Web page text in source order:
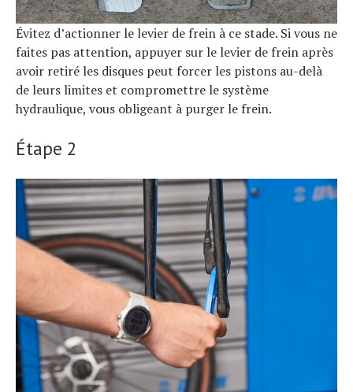
Évitez d’actionner le levier de frein à ce stade. Si vous ne
faites pas attention, appuyer sur le levier de frein après
avoir retiré les disques peut forcer les pistons au-delà
de leurs limites et compromettre le système
hydraulique, vous obligeant à purger le frein.
Étape 2